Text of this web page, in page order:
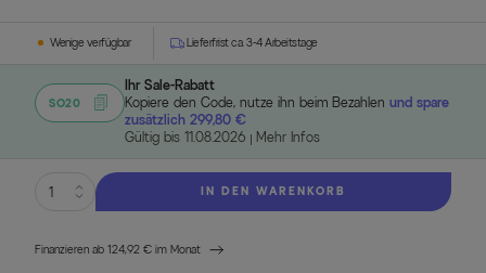
Wenige verfügbar Lieferfrist ca. 3-4 Arbeitstage
SO20
Ihr Sale-Rabatt
Kopiere den Code, nutze ihn beim Bezahlen und spare
zusätzlich 299,80 €
Gültig bis 11.08.2026
Mehr Infos
IN DEN WARENKORB
Finanzieren ab 124,92 € im Monat